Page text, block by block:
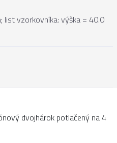
list vzorkovníka: výška = 40.0
dvojhárok potlačený na 4